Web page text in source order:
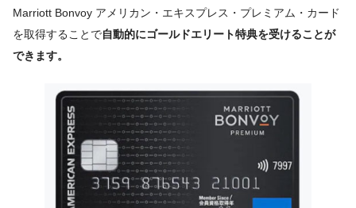
Marriott Bonvoy アメリカン・エキスプレス・プレミアム・カード
を取得することで自動的にゴールドエリート特典を受けることが
できます。